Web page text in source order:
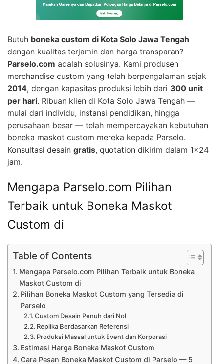
Butuh boneka custom di Kota Solo Jawa Tengah
dengan kualitas terjamin dan harga transparan?
Parselo.com adalah solusinya. Kami produsen
merchandise custom yang telah berpengalaman sejak
2014, dengan kapasitas produksi lebih dari 300 unit
per hari. Ribuan klien di Kota Solo Jawa Tengah —
mulai dari individu, instansi pendidikan, hingga
perusahaan besar — telah mempercayakan kebutuhan
boneka maskot custom mereka kepada Parselo.
Konsultasi desain gratis, quotation dikirim dalam 1×24
jam.
Mengapa Parselo.com Pilihan
Terbaik untuk Boneka Maskot
Custom di
Table of Contents
Mengapa Parselo.com Pilihan Terbaik untuk Boneka
Maskot Custom di
Pilihan Boneka Maskot Custom yang Tersedia di
Parselo
Custom Desain Penuh dari Nol
Replika Berdasarkan Referensi
Produksi Massal untuk Event dan Korporasi
Estimasi Harga Boneka Maskot Custom
Cara Pesan Boneka Maskot Custom di Parselo — 5